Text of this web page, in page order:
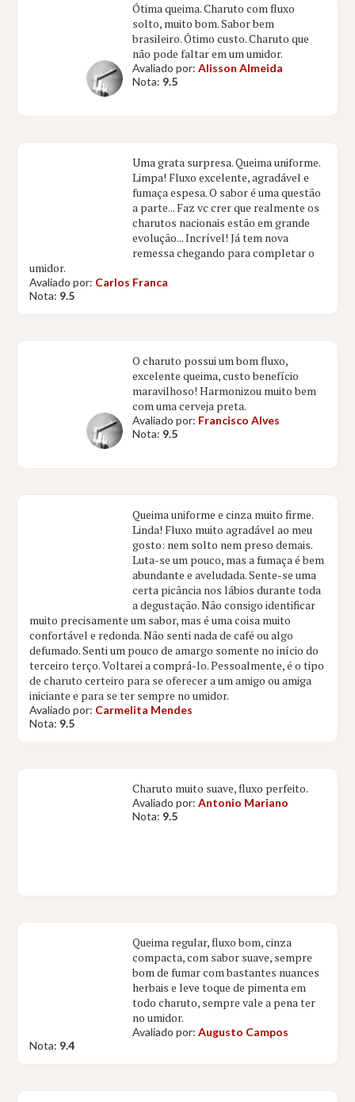
Ótima queima. Charuto com fluxo
solto, muito bom. Sabor bem
brasileiro. Ótimo custo. Charuto que
não pode faltar em um umidor.
Avaliado por:Alisson Almeida
Nota: 9.5
Uma grata surpresa. Queima uniforme.
Limpa! Fluxo excelente, agradável e
fumaça espesa. O sabor é uma questão
a parte... Faz vc crer que realmente os
charutos nacionais estão em grande
evolução... Incrível! Já tem nova
remessa chegando para completar o
umidor.
Avaliado por: Carlos Franca
Nota: 9.5
O charuto possui um bom fluxo,
excelente queima, custo benefício
maravilhoso! Harmonizou muito bem
com uma cerveja preta.
Avaliado por: Francisco Alves
Nota: 9.5
Queima uniforme e cinza muito firme.
Linda! Fluxo muito agradável ao meu
gosto: nem solto nem preso demais.
Luta-se um pouco, mas a fumaça é bem
abundante e aveludada. Sente-se uma
certa picância nos lábios durante toda
a degustação. Não consigo identificar
muito precisamente um sabor, mas é uma coisa muito
confortável e redonda. Não senti nada de café ou algo
defumado. Senti um pouco de amargo somente no início do
terceiro terço. Voltarei a comprá-lo. Pessoalmente, é o tipo
de charuto certeiro para se oferecer a um amigo ou amiga
iniciante e para se ter sempre no umidor.
Avaliado por: Carmelita Mendes
Nota: 9.5
Charuto muito suave, fluxo perfeito.
Avaliado por:Antonio Mariano
Nota: 9.5
Queima regular, fluxo bom, cinza
compacta, com sabor suave, sempre
bom de fumar com bastantes nuances
herbais e leve toque de pimenta em
todo charuto, sempre vale a pena ter
no umidor.
Avaliado por:Augusto Campos
Nota: 9.4